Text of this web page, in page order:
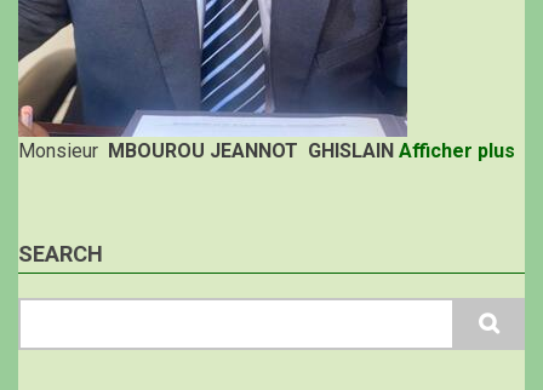
Monsieur MBOUROU JEANNOT GHISLAIN Afficher plus
SEARCH